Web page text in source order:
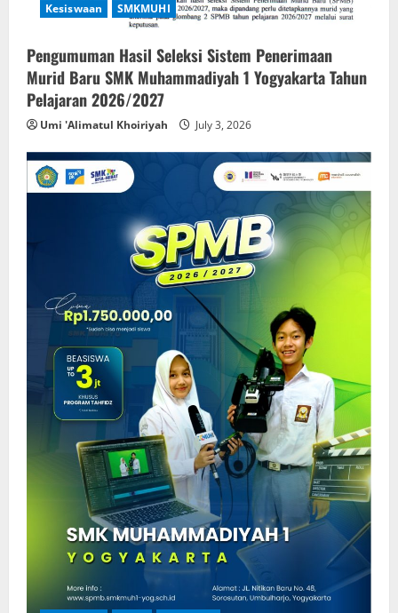
Kesiswaan SMKMUHI
Pengumuman Hasil Seleksi Sistem Penerimaan
Murid Baru SMK Muhammadiyah 1 Yogyakarta Tahun
Pelajaran 2026/2027
Umi 'Alimatul Khoiriyah July 3, 2026